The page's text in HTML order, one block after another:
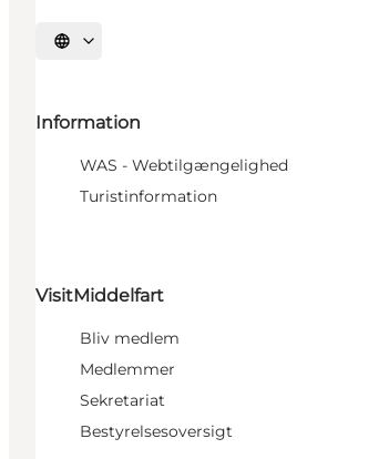
Vælg sprog
Information
WAS - Webtilgængelighed
Turistinformation
VisitMiddelfart
Bliv medlem
Medlemmer
Sekretariat
Bestyrelsesoversigt